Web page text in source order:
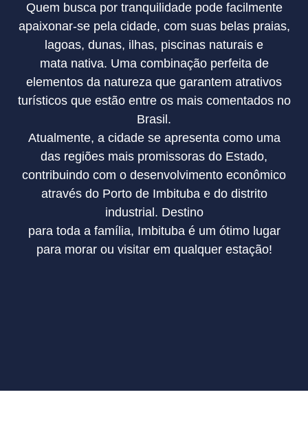
Quem busca por tranquilidade pode facilmente
apaixonar-se pela cidade, com suas belas praias,
lagoas, dunas, ilhas, piscinas naturais e
mata nativa. Uma combinação perfeita de
elementos da natureza que garantem atrativos
turísticos que estão entre os mais comentados no
Brasil.
Atualmente, a cidade se apresenta como uma
das regiões mais promissoras do Estado,
contribuindo com o desenvolvimento econômico
através do Porto de Imbituba e do distrito
industrial. Destino
para toda a família, Imbituba é um ótimo lugar
para morar ou visitar em qualquer estação!